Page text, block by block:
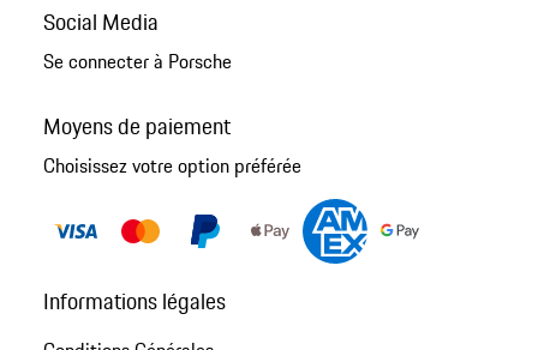
Social Media
Se connecter à Porsche
Moyens de paiement
Choisissez votre option préférée
Informations légales